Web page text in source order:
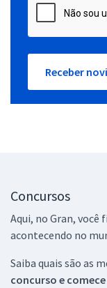
Receber
Concursos
Aqui, no Gran, você
acontecendo no
Saiba quais são as
concurso e